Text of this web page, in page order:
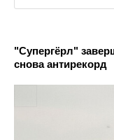
"Супергёрл"
снова антирекорд